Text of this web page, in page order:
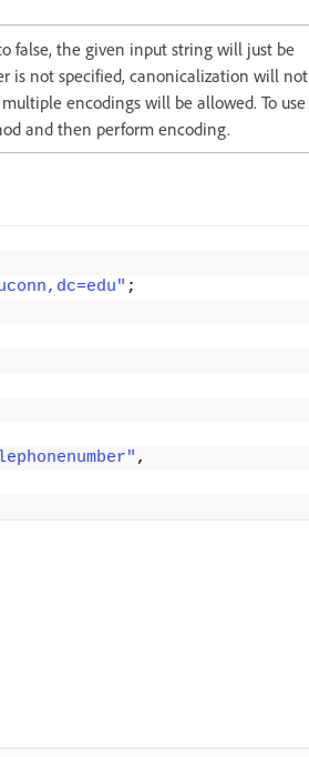
false, the given input string will just be
is not specified, canonicalization will not
encodings will be allowed. To use
and then perform encoding.
;
,